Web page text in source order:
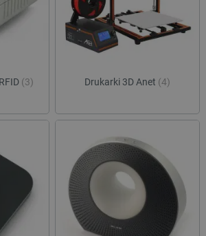
(3) Drukarki 3D Anet (4)